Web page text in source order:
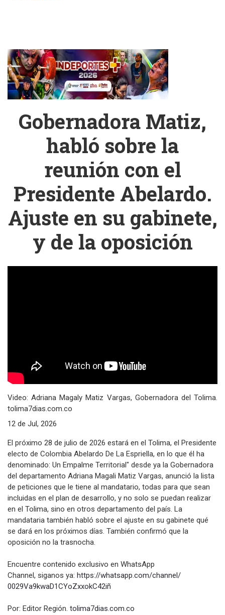
Gobernadora Matiz,
habló sobre la
reunión con el
Presidente Abelardo.
Ajuste en su gabinete,
y de la oposición
Video: Adriana Magaly Matiz Vargas, Gobernadora del Tolima.
tolima7dias.com.co
12 de Jul, 2026
El próximo 28 de julio de 2026 estará en el Tolima, el Presidente
electo de Colombia Abelardo De La Espriella, en lo que él ha
denominado: Un Empalme Territorial" desde ya la Gobernadora
del departamento Adriana Magali Matiz Vargas, anunció la lista
de peticiones que le tiene al mandatario, todas para que sean
incluidas en el plan de desarrollo, y no solo se puedan realizar
en el Tolima, sino en otros departamento del país. La
mandataria también habló sobre el ajuste en su gabinete qué
se dará en los próximos días. También confirmó que la
oposición no la trasnocha.
Encuentre contenido exclusivo en WhatsApp
Channel, siganos ya: https://whatsapp.com/channel/
0029Va9kwaD1CYoZxxokC42iñ
Por: Editor Región. tolima7dias.com.co